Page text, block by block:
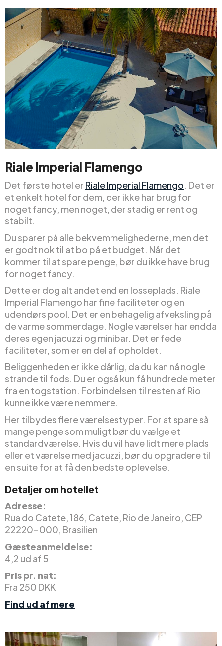
Riale Imperial Flamengo
Det første hotel er Riale Imperial Flamengo. Det er
et enkelt hotel for dem, der ikke har brug for
noget fancy, men noget, der stadig er rent og
stabilt.
Du sparer på alle bekvemmelighederne, men det
er godt nok til at bo på et budget. Når det
kommer til at spare penge, bør du ikke have brug
for noget fancy.
Dette er dog alt andet end en losseplads. Riale
Imperial Flamengo har fine faciliteter og en
udendørs pool. Det er en behagelig afveksling på
de varme sommerdage. Nogle værelser har endda
deres egen jacuzzi og minibar. Det er fede
faciliteter, som er en del af opholdet.
Beliggenheden er ikke dårlig, da du kan nå nogle
strande til fods. Du er også kun få hundrede meter
fra en togstation. Forbindelsen til resten af Rio
kunne ikke være nemmere.
Her tilbydes flere værelsestyper. For at spare så
mange penge som muligt bør du vælge et
standardværelse. Hvis du vil have lidt mere plads
eller et værelse med jacuzzi, bør du opgradere til
en suite for at få den bedste oplevelse.
Detaljer om hotellet
Adresse:
Rua do Catete, 186, Catete, Rio de Janeiro, CEP
22220-000, Brasilien
Gæsteanmeldelse:
4,2 ud af 5
Pris pr. nat:
Fra 250 DKK
Find ud af mere